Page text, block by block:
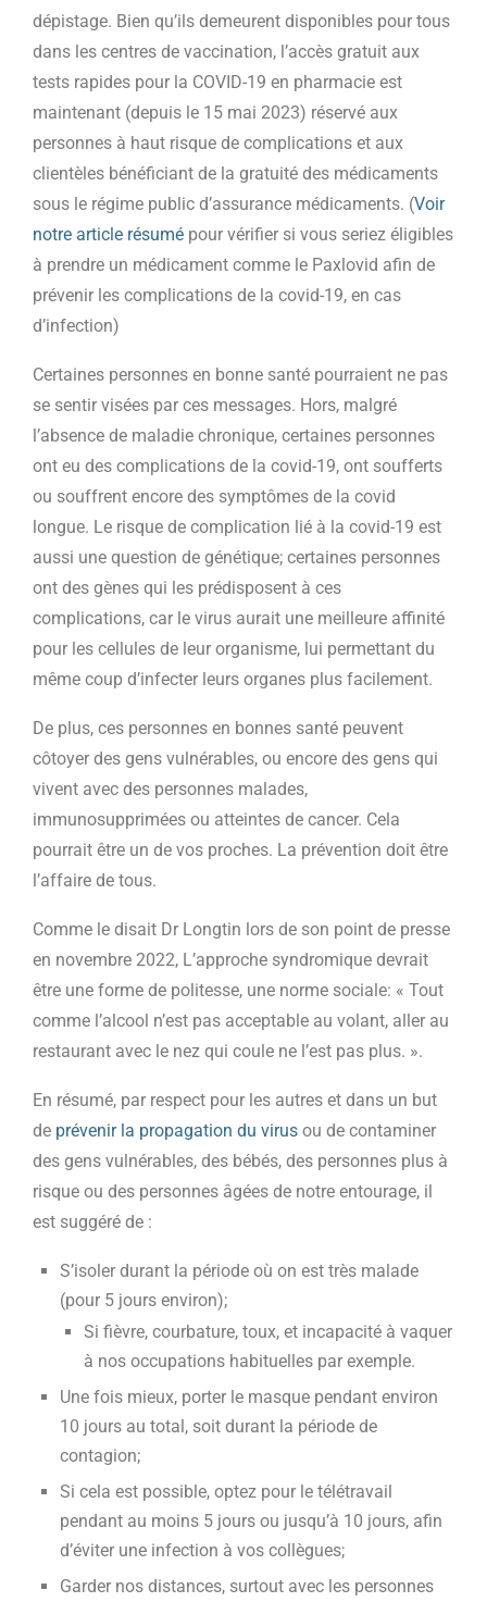
dépistage. Bien qu’ils demeurent disponibles pour tous
dans les centres de vaccination, l’accès gratuit aux
tests rapides pour la COVID-19 en pharmacie est
maintenant (depuis le 15 mai 2023) réservé aux
personnes à haut risque de complications et aux
clientèles bénéficiant de la gratuité des médicaments
sous le régime public d’assurance médicaments. (Voir
notre article résumé pour vérifier si vous seriez éligibles
à prendre un médicament comme le Paxlovid afin de
prévenir les complications de la covid-19, en cas
d’infection)
Certaines personnes en bonne santé pourraient ne pas
se sentir visées par ces messages. Hors, malgré
l’absence de maladie chronique, certaines personnes
ont eu des complications de la covid-19, ont soufferts
ou souffrent encore des symptômes de la covid
longue. Le risque de complication lié à la covid-19 est
aussi une question de génétique; certaines personnes
ont des gènes qui les prédisposent à ces
complications, car le virus aurait une meilleure affinité
pour les cellules de leur organisme, lui permettant du
même coup d’infecter leurs organes plus facilement.
De plus, ces personnes en bonnes santé peuvent
côtoyer des gens vulnérables, ou encore des gens qui
vivent avec des personnes malades,
immunosupprimées ou atteintes de cancer. Cela
pourrait être un de vos proches. La prévention doit être
l’affaire de tous.
Comme le disait Dr Longtin lors de son point de presse
en novembre 2022, L’approche syndromique devrait
être une forme de politesse, une norme sociale: « Tout
comme l’alcool n’est pas acceptable au volant, aller au
restaurant avec le nez qui coule ne l’est pas plus. ».
En résumé, par respect pour les autres et dans un but
de prévenir la propagation du virus ou de contaminer
des gens vulnérables, des bébés, des personnes plus à
risque ou des personnes âgées de notre entourage, il
est suggéré de :
S’isoler durant la période où on est très malade
(pour 5 jours environ);
Si fièvre, courbature, toux, et incapacité à vaquer
à nos occupations habituelles par exemple.
Une fois mieux, porter le masque pendant environ
10 jours au total, soit durant la période de
contagion;
Si cela est possible, optez pour le télétravail
pendant au moins 5 jours ou jusqu’à 10 jours, afin
d’éviter une infection à vos collègues;
Garder nos distances, surtout avec les personnes